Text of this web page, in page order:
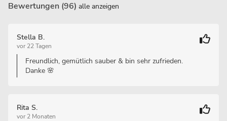
Bewertungen (96) alle anzeigen
Stella B.
vor 22 Tagen
Freundlich, gemütlich sauber & bin sehr zufrieden.
Danke 🌸
Rita S.
vor 2 Monaten